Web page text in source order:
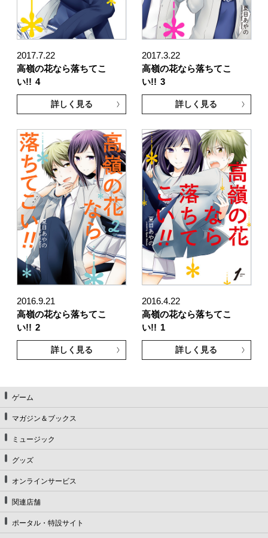
2017.7.22
高嶺の花なら落ちてこ
い!! 4
詳しく見る
2017.3.22
高嶺の花なら落ちてこ
い!! 3
詳しく見る
2016.9.21
高嶺の花なら落ちてこ
い!! 2
詳しく見る
2016.4.22
高嶺の花なら落ちてこ
い!! 1
詳しく見る
ゲーム
マガジン＆ブックス
ミュージック
グッズ
オンラインサービス
関連店舗
ポータル・特設サイト